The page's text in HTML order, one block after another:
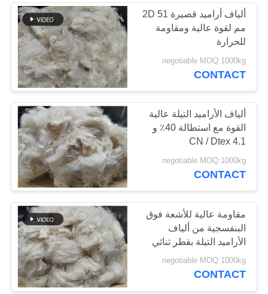
اتصل
أخبار
حالات
خريطة
الموقع
PRIVACY
POLICY
ألياف أراميد قصيرة 2D 51
مم لقوة عالية ومقاومة
للحرارة
negotiable MOQ:1000kg
CONTACT
ألياف الأراميد التيلة عالية
القوة مع استطالة 40٪ و
4.1 CN / Dtex
negotiable MOQ:1000kg
CONTACT
مقاومة عالية للأشعة فوق
البنفسجية من ألياف
الأراميد التيلة بقطر ثنائي
الأبعاد ومقاومة للتآكل
negotiable MOQ:1000kg
CONTACT